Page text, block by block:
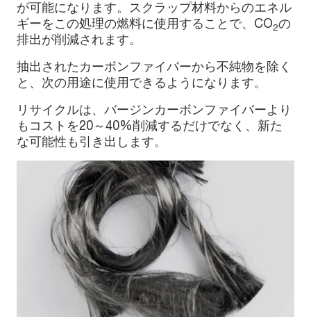
が可能になります。スクラップ材料からのエネル
ギーをこの処理の燃料に使用することで、CO2の
排出が削減されます。
抽出されたカーボンファイバーから不純物を除く
と、次の用途に使用できるようになります。
リサイクルは、バージンカーボンファイバーより
もコストを20～40%削減するだけでなく、新た
な可能性も引き出します。